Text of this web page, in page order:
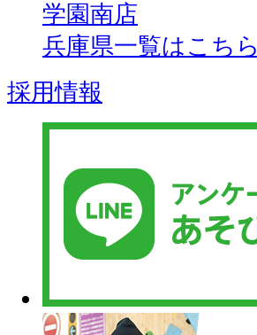
学園南店
兵庫県一覧はこちら
採用情報